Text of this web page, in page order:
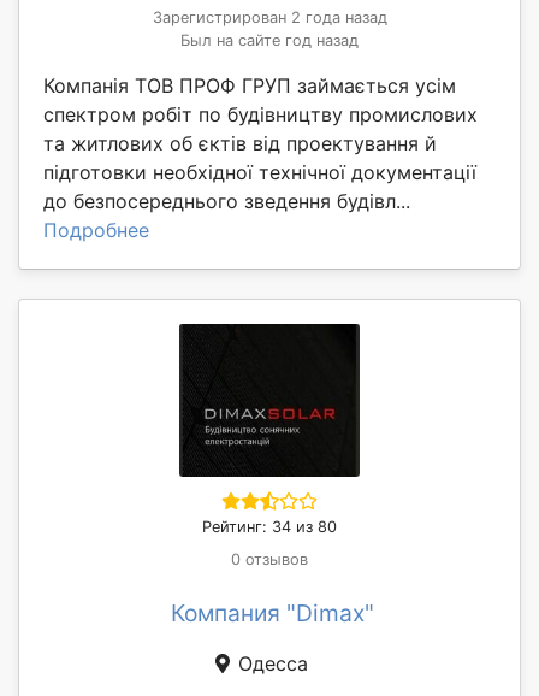
Зарегистрирован 2 года назад
Был на сайте год назад
Компанія ТОВ ПРОФ ГРУП займається усім
спектром робіт по будівництву промислових
та житлових об єктів від проектування й
підготовки необхідної технічної документації
до безпосереднього зведення будівл...
Подробнее
Рейтинг: 34 из 80
0 отзывов
Компания "Dimax"
Одесса